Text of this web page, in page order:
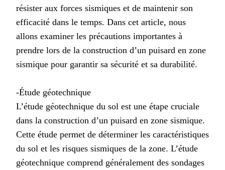
résister aux forces sismiques et de maintenir son
efficacité dans le temps. Dans cet article, nous
allons examiner les précautions importantes à
prendre lors de la construction d’un puisard en zone
sismique pour garantir sa sécurité et sa durabilité.
-Étude géotechnique
L’étude géotechnique du sol est une étape cruciale
dans la construction d’un puisard en zone sismique.
Cette étude permet de déterminer les caractéristiques
du sol et les risques sismiques de la zone. L’étude
géotechnique comprend généralement des sondages